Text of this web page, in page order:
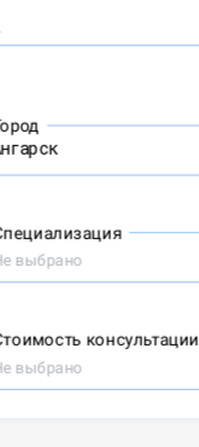
выбрано
консультации
выбрано